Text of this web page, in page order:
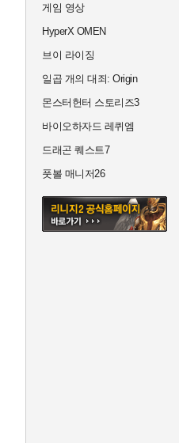
게임 영상
HyperX OMEN
브이 라이징
일곱 개의 대죄: Origin
몬스터헌터 스토리즈3
바이오하자드 레퀴엠
드래곤 퀘스트7
풋볼 매니저26